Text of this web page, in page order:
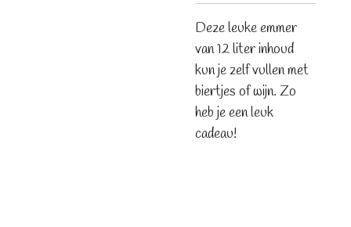
Deze leuke emmer
van 12 liter inhoud
kun je zelf vullen met
biertjes of wijn. Zo
heb je een leuk
cadeau!